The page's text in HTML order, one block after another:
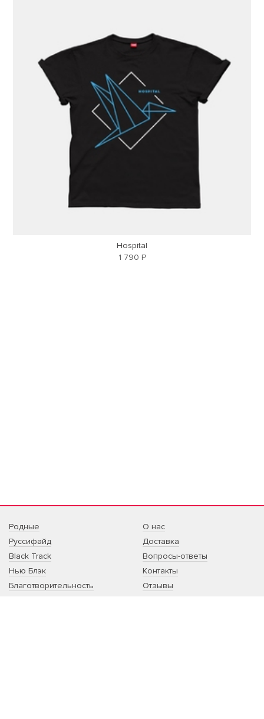
Hospital
1 790 Р
Родные
Руссифайд
Black Track
Нью Блэк
Благотворительность
О нас
Доставка
Вопросы-ответы
Контакты
Отзывы